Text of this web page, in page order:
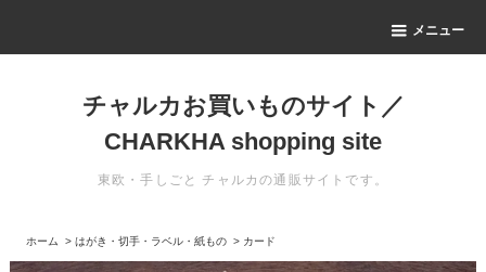
メニュー
チャルカお買いものサイト／
CHARKHA shopping site
東欧・手しごと チャルカの通販サイトです。
ホーム >はがき・切手・ラベル・紙もの > カード